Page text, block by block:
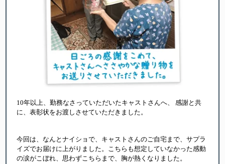
10年以上、勤務なさっていただいたキャストさんへ、 感謝と共
に、表彰状をお渡しさせていただきました。
今回は、なんとナイショで、キャストさんのご自宅まで、サプラ
イズでお届けに上がりました。こちらも想定していなかった感動
の涙がこぼれ、思わずこちらまで、胸が熱くなりました。